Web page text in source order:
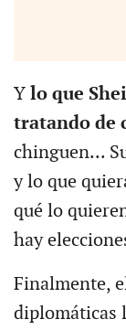
Y lo que
tratando de
chinguen...
y lo que
qué lo
hay
Finalmente,
diplomáticas